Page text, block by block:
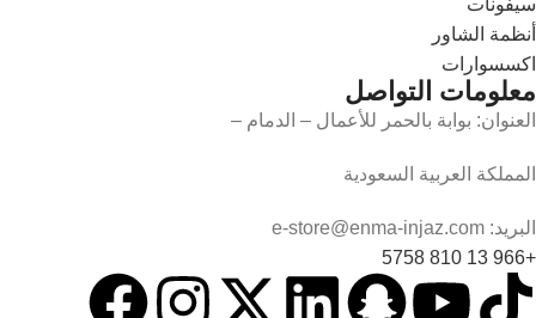
أنظمة الشاور
اكسسوارات
معلومات التواصل
العنوان: بوابة بالحمر للأعمال – الدمام –
المملكة العربية السعودية
البريد: e-store@enma-injaz.com
+966 13 810 5758